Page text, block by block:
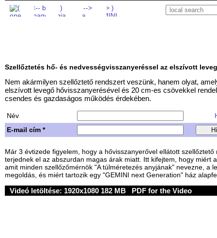
Szellőztetés hő- és nedvességvisszanyeréssel az elszívott
Nem akármilyen szellőztető rendszert veszünk, hanem olyat,
elszívott levegő hővisszanyerésével és 20 cm-es csövekkel
csendes és gazdaságos működés érdekében.
Név
E-mail cím *
Már 3 évtizede figyelem, hogy a hővisszanyerővel ellátott
terjednek el az abszurdan magas árak miatt. Itt kifejtem, hogy miért
amit minden szellőzőmérnök "A túlméretezés anyjának" nevezne, a
megoldás, és miért tartozik egy "GEMINI next Generation" ház
Videó letöltése: 1920x1080 182 MB PDF for the Video